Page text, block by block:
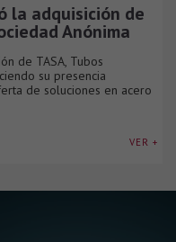
la adquisición de
Anónima
de TASA, Tubos
su presencia
de soluciones en acero
VER +